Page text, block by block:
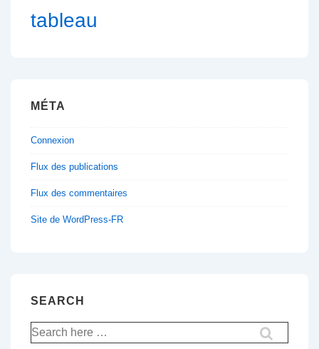
tableau
MÉTA
Connexion
Flux des publications
Flux des commentaires
Site de WordPress-FR
SEARCH
Recherche
pour: